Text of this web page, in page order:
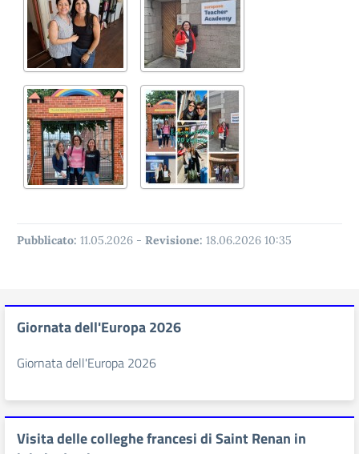
Pubblicato: 11.05.2026 - Revisione: 18.06.2026 10:35
Giornata dell'Europa 2026
Giornata dell'Europa 2026
Visita delle colleghe francesi di Saint Renan in